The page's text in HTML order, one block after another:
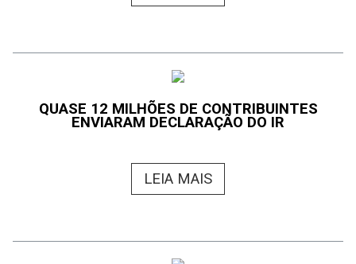
QUASE 12 MILHÕES DE CONTRIBUINTES
ENVIARAM DECLARAÇÃO DO IR
LEIA MAIS